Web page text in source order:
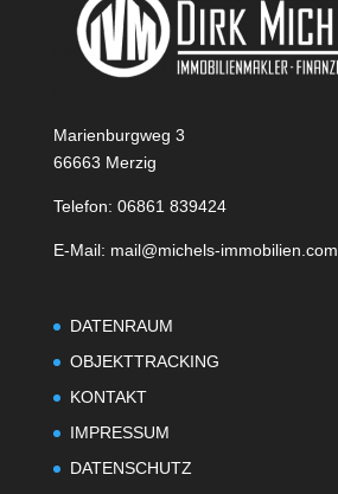
Marienburgweg 3
66663 Merzig
Telefon: 06861 839424
E-Mail: mail@michels-immobilien.com
DATENRAUM
OBJEKTTRACKING
KONTAKT
IMPRESSUM
DATENSCHUTZ